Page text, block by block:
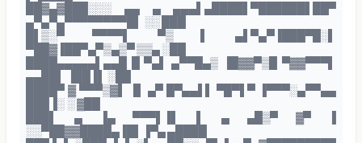
██▓▄▓███░░░ ▄▄ ▄ ▄▄▄▌▄████▌▀██████▌██▀
▄▀▄▀▄▀▀▀▀▀▀▀▀█▌ ░░ ███
█▌▒░▀ ▀▀▀▀▌ ▀▒ ▌ ▄▌▀▄▀▐███▀█░▌
▀██▓▐██▀▄▀▒▄▒▀ ▒▒▄ ░██
████▄▄▄▄▄▌▄▄█ █ ▀▄▌ ▄▀▀█▄▒ ▐█▓▓▀▒█ ▀▓▓▀▀▀▌
▄▄██▌ ▐██▐▌ ░██
████▀ ▓ ▀▀▀▒▓▌ ▐▌ ▄▀ █▀▄▄▌▌ ▀█▀▌▀ ▐▀▀▀░▄▀▀▄▄
███▐░ ░ ▓██
███▌ ▄ ▐▄ ▀▀▀▌▐▌ ▌ ▄ ▄█▒▀ ▓▀ ▐
░░▀██▓▓████▄▐█▌▐▀▄ ▄████